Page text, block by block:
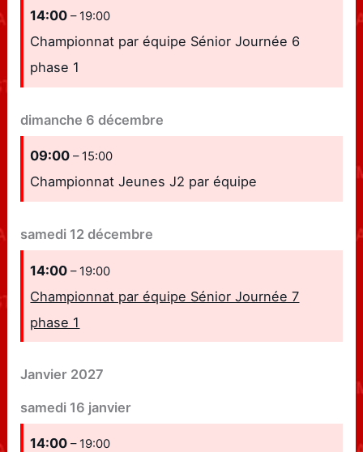
14:00– 19:00
Championnat par équipe Sénior Journée 6
phase 1
dimanche 6 décembre
09:00– 15:00
Championnat Jeunes J2 par équipe
samedi 12 décembre
14:00– 19:00
Championnat par équipe Sénior Journée 7
phase 1
Janvier 2027
samedi 16 janvier
14:00– 19:00